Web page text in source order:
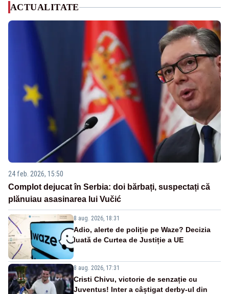
ACTUALITATE
24 feb. 2026, 15:50
Complot dejucat în Serbia: doi bărbați, suspectați că
plănuiau asasinarea lui Vučić
8 aug. 2026, 18:31
Adio, alerte de poliție pe Waze? Decizia
luată de Curtea de Justiție a UE
8 aug. 2026, 17:31
Cristi Chivu, victorie de senzație cu
Juventus! Inter a câștigat derby-ul din